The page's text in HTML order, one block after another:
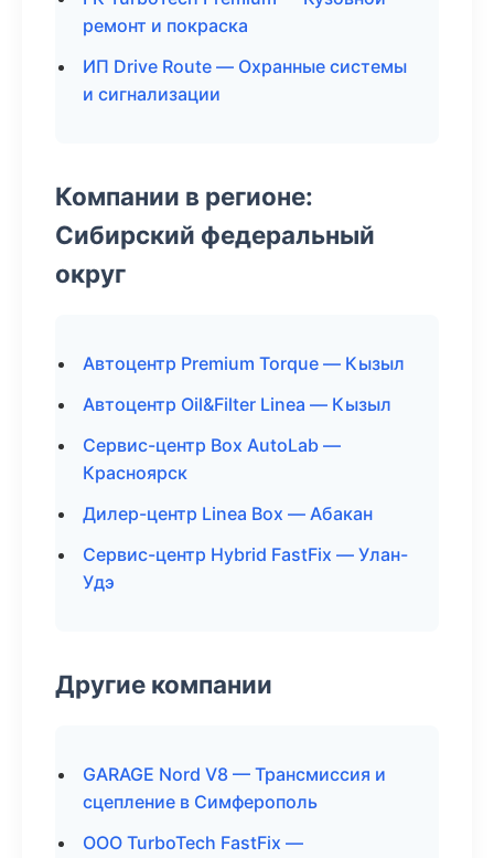
ремонт и покраска
ИП Drive Route — Охранные системы
и сигнализации
Компании в регионе:
Сибирский федеральный
округ
Автоцентр Premium Torque — Кызыл
Автоцентр Oil&Filter Linea — Кызыл
Сервис-центр Box AutoLab —
Красноярск
Дилер-центр Linea Box — Абакан
Сервис-центр Hybrid FastFix — Улан-
Удэ
Другие компании
GARAGE Nord V8 — Трансмиссия и
сцепление в Симферополь
ООО TurboTech FastFix —